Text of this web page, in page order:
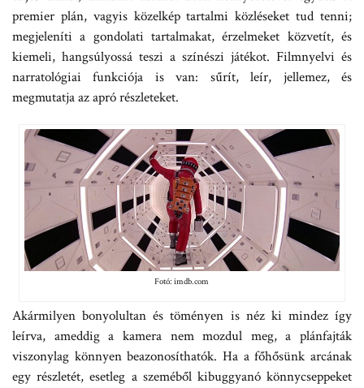
premier plán, vagyis közelkép tartalmi közléseket tud tenni;
megjeleníti a gondolati tartalmakat, érzelmeket közvetít, és
kiemeli, hangsúlyossá teszi a színészi játékot. Filmnyelvi és
narratológiai funkciója is van: sűrít, leír, jellemez, és
megmutatja az apró részleteket.
Fotó: imdb.com
Akármilyen bonyolultan és töményen is néz ki mindez így
leírva, ameddig a kamera nem mozdul meg, a plánfajták
viszonylag könnyen beazonosíthatók. Ha a főhősünk arcának
egy részletét, esetleg a szeméből kibuggyanó könnycseppeket